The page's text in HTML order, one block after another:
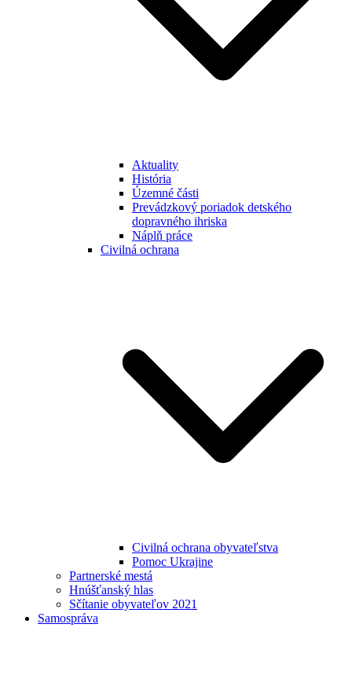
Aktuality
História
Územné části
Prevádzkový poriadok detského
dopravného ihriska
Náplň práce
Civilná ochrana
Civilná ochrana obyvateľstva
Pomoc Ukrajine
Partnerské mestá
Hnúšťanský hlas
Sčítanie obyvateľov 2021
Samospráva